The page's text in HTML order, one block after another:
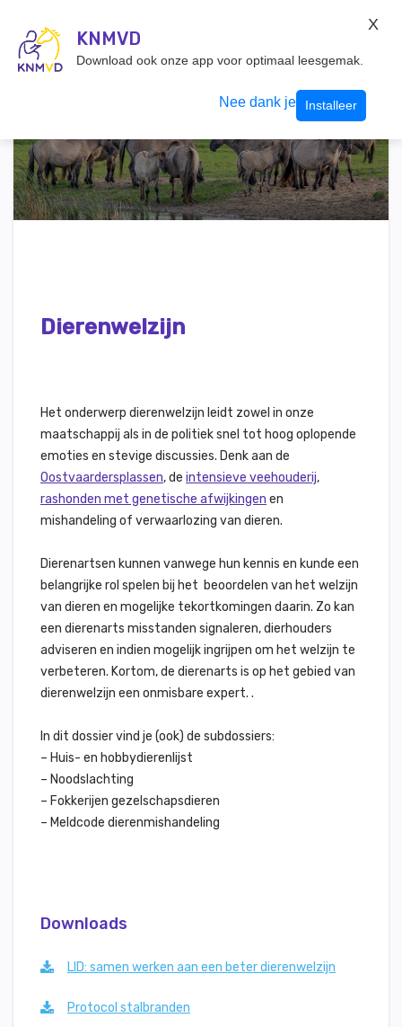
Inloggen
Dierenwelzijn
Het onderwerp dierenwelzijn leidt zowel in onze
maatschappij als in de politiek snel tot hoog oplopende
emoties en stevige discussies. Denk aan de
Oostvaardersplassen, de intensieve veehouderij,
rashonden met genetische afwijkingen en
mishandeling of verwaarlozing van dieren.
Dierenartsen kunnen vanwege hun kennis en kunde een
belangrijke rol spelen bij het beoordelen van het welzijn
van dieren en mogelijke tekortkomingen daarin. Zo kan
een dierenarts misstanden signaleren, dierhouders
adviseren en indien mogelijk ingrijpen om het welzijn te
verbeteren. Kortom, de dierenarts is op het gebied van
dierenwelzijn een onmisbare expert. .
In dit dossier vind je (ook) de subdossiers:
– Huis- en hobbydierenlijst
– Noodslachting
– Fokkerijen gezelschapsdieren
– Meldcode dierenmishandeling
Downloads
LID: samen werken aan een beter dierenwelzijn
Protocol stalbranden
KNMVD
Download ook onze app voor optimaal leesgemak.
Nee dank je Installeer
X